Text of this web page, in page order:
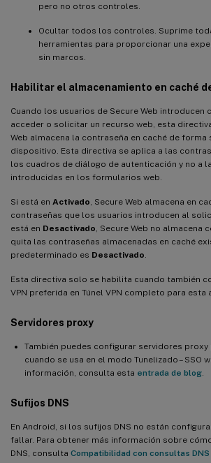
pero no otros controles.
Ocultar todos los controles. Suprime
herramientas para proporcionar una
sin marcos.
Habilitar el almacenamiento en caché
Cuando los usuarios de Secure Web introducen
acceder o solicitar un recurso web, esta
Web almacena la contraseña en caché de forma
dispositivo. Esta directiva se aplica a las
los cuadros de diálogo de autenticación y no a
introducidas en los formularios web.
Si está en Activado , Secure Web almacena en
contraseñas que los usuarios introducen al
está en Desactivado , Secure Web no almacena
quita las contraseñas almacenadas en caché
predeterminado es Desactivado
Esta directiva solo se habilita cuando también
VPN preferida en Túnel VPN completo para esta
Servidores proxy
También puedes configurar servidores proxy
cuando se usa en el modo Tunelizado – SSO
información, consulta esta entrada de blog
Sufijos DNS
En Android, si los sufijos DNS no están
fallar. Para obtener más información sobre
DNS, consulta Compatibilidad con consultas